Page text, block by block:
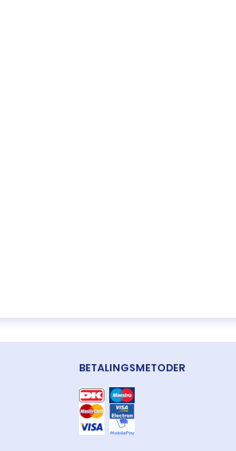
BETALINGSMETODER